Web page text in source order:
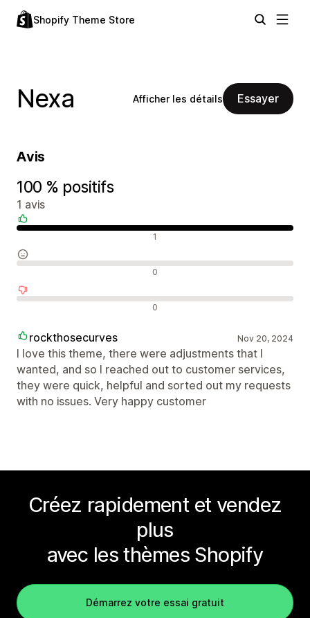
Shopify Theme Store
Nexa Afficher les détails Essayer
Avis
100 % positifs
1 avis
1
0
0
rockthosecurves Nov 20, 2024
I love this theme, there were adjustments that I
wanted, and so I reached out to customer services,
they were quick, helpful and sorted out my requests
with no issues. Very happy customer
Créez rapidement et vendez
plus
avec les thèmes Shopify
Démarrez votre essai gratuit